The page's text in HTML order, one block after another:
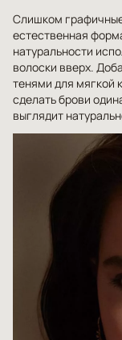
Слишком
естественная
натуральности
волоски вверх.
тенями для мягкой
сделать брови
выглядит